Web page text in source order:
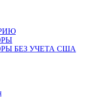
БЕЗ УЧЕТА США